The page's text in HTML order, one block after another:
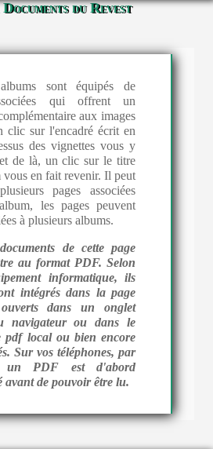
du Revest
sont équipés de
qui offrent un
aux images
clic sur l'encadré écrit en
des vignettes vous y
de là, un clic sur le titre
vous en fait revenir. Il peut
pages associées
les pages peuvent
à plusieurs albums.
de cette page
au format PDF. Selon
informatique, ils
intégrés dans la page
dans un onglet
navigateur ou dans le
pdf local ou bien encore
Sur vos téléphones, par
un PDF est d'abord
avant de pouvoir être lu.